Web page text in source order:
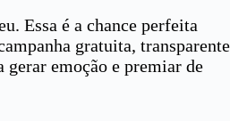
Essa é a chance perfeita
gratuita, transparente
gerar emoção e premiar de